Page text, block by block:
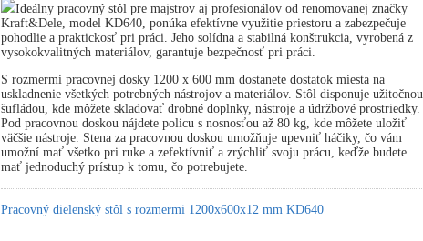
Ideálny pracovný stôl pre majstrov aj profesionálov od renomovanej značky
Kraft&Dele, model KD640, ponúka efektívne využitie priestoru a zabezpečuje
pohodlie a praktickosť pri práci. Jeho solídna a stabilná konštrukcia, vyrobená z
vysokokvalitných materiálov, garantuje bezpečnosť pri práci.
S rozmermi pracovnej dosky 1200 x 600 mm dostanete dostatok miesta na
uskladnenie všetkých potrebných nástrojov a materiálov. Stôl disponuje užitočnou
šufládou, kde môžete skladovať drobné doplnky, nástroje a údržbové prostriedky.
Pod pracovnou doskou nájdete policu s nosnosťou až 80 kg, kde môžete uložiť
väčšie nástroje. Stena za pracovnou doskou umožňuje upevniť háčiky, čo vám
umožní mať všetko pri ruke a zefektívniť a zrýchliť svoju prácu, keďže budete
mať jednoduchý prístup k tomu, čo potrebujete.
Pracovný dielenský stôl s rozmermi 1200x600x12 mm KD640